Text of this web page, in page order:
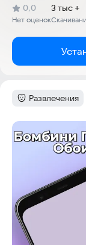
Рейтинг:
0,0
(
Нет оценок
) 3 тыс +
Категория:
Развлечения